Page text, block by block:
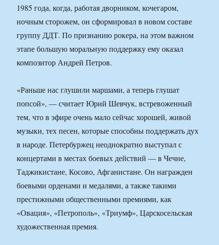
1985 года, когда, работая дворником, кочегаром,
ночным сторожем, он сформировал в новом составе
группу ДДТ. По признанию рокера, на этом важном
этапе большую моральную поддержку ему оказал
композитор Андрей Петров.
«Раньше нас глушили маршами, а теперь глушат
попсой», — считает Юрий Шевчук, встревоженный
тем, что в эфире очень мало сейчас хорошей, живой
музыки, тех песен, которые способны поддержать дух
в народе. Петербуржец неоднократно выступал с
концертами в местах боевых действий — в Чечне,
Таджикистане, Косово, Афганистане. Он награжден
боевыми орденами и медалями, а также такими
престижными общественными премиями, как
«Овация», «Петрополь», «Триумф», Царскосельская
художественная премия.